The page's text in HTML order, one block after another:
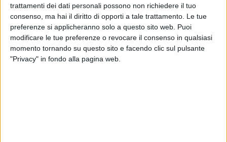
trattamenti dei dati personali possono non richiedere il tuo
consenso, ma hai il diritto di opporti a tale trattamento. Le tue
preferenze si applicheranno solo a questo sito web. Puoi
modificare le tue preferenze o revocare il consenso in qualsiasi
momento tornando su questo sito e facendo clic sul pulsante
"Privacy" in fondo alla pagina web.
SPINAZZOLA - 22 MAGGIO 2015
Terminata la study visit in Emilia-Romagna
organizzata da Alimos e Gal Murgia Più
SPINAZZOLA - 18 MAGGIO 2015